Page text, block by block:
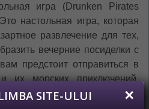
игра (Drunken Pirates
настольная игра, которая
развлечение для тех,
вечерние посиделки с
предстоит отправиться в
их морских приключений,
Настолка создана